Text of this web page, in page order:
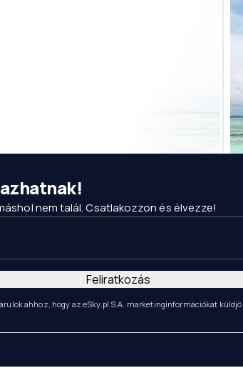
nem talál. Csatlakozzon és élvezze!
ahhoz, hogy az eSky.pl S.A. marketinginformációkat
Feliratkozás